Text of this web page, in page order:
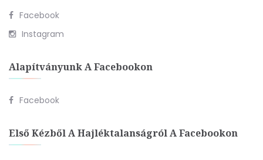
Facebook
Instagram
Alapítványunk A Facebookon
Facebook
Első Kézből A Hajléktalanságról A Facebookon